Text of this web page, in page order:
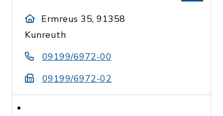
Ermreus 35, 91358
Kunreuth
09199/6972-00
09199/6972-02